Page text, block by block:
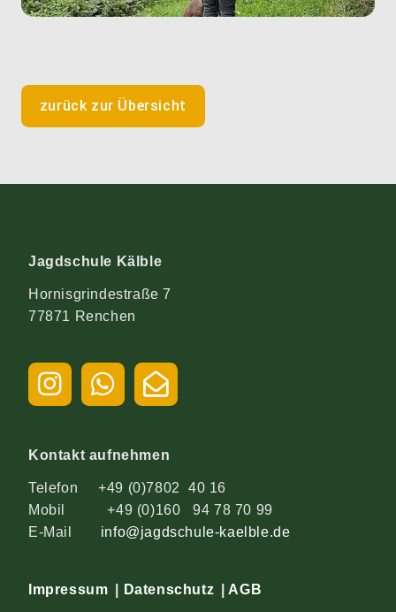
zurück zur Übersicht
Jagdschule Kälble
Hornisgrindestraße 7
77871 Renchen
Kontakt aufnehmen
Telefon +49 (0)7802 40 16
Mobil +49 (0)160 94 78 70 99
E-Mail info@jagdschule-kaelble.de
Impressum Datenschutz AGB